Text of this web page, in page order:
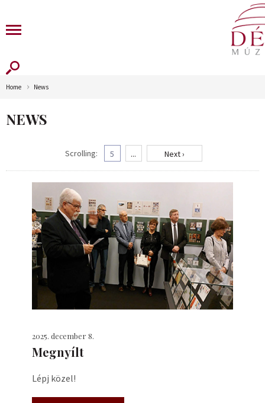
Home News
NEWS
Scrolling: 5 ... Next ›
2025. december 8.
Megnyílt
Lépj közel!